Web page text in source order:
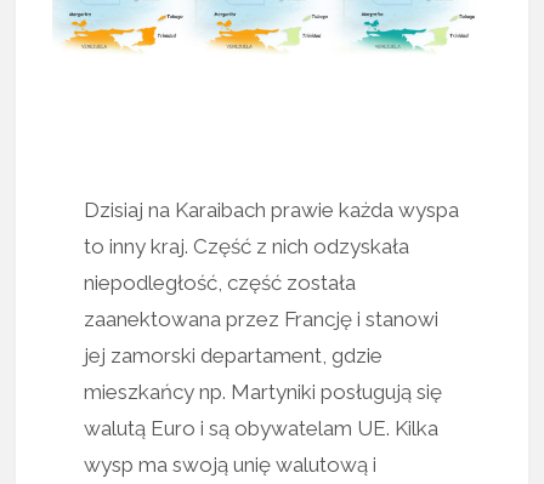
Dzisiaj na Karaibach prawie każda wyspa
to inny kraj. Część z nich odzyskała
niepodległość, część została
zaanektowana przez Francję i stanowi
jej zamorski departament, gdzie
mieszkańcy np. Martyniki posługują się
walutą Euro i są obywatelam UE. Kilka
wysp ma swoją unię walutową i